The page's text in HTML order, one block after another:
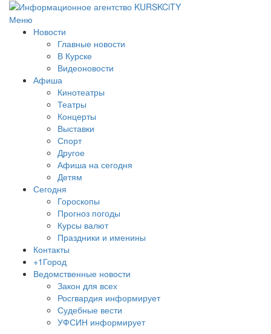
Меню
Новости
Главные новости
В Курске
Видеоновости
Афиша
Кинотеатры
Театры
Концерты
Выставки
Спорт
Другое
Афиша на сегодня
Детям
Сегодня
Гороскопы
Прогноз погоды
Курсы валют
Праздники и именины
Контакты
+1Город
Ведомственные новости
Закон для всех
Росгвардия информирует
Судебные вести
УФСИН информирует